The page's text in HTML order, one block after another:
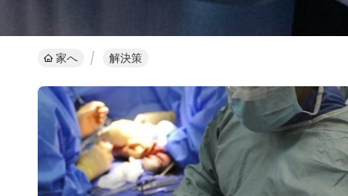
家へ 解決策